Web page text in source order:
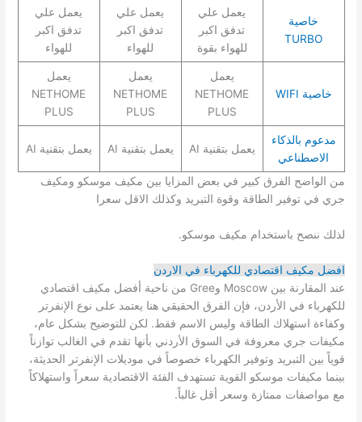
خاصية
TURBO
يعمل علي
تدفق اكبر
للهواء بقوة
يعمل علي
تدفق اكبر
للهواء
يعمل علي
تدفق اكبر
للهواء
خاصية WIFI
يعمل
NETHOME
PLUS
يعمل
NETHOME
PLUS
يعمل
NETHOME
PLUS
مدعوم بالذكاء
الاصطناعي
يعمل بتقنية AI يعمل بتقنية AI يعمل بتقنية AI
من الواضح الفرق كبير في بعض المزايا بين مكيف موسكو ومكيف
جري في توفير الطاقة وقوة التبريد وكذلك الاقل سعرا
لذلك ننصح باستخدام مكيف موسكو.
افضل مكيف اقتصادي للكهرباء في الاردن
عند المقارنة بين Moscow وGree من ناحية أفضل مكيف اقتصادي
للكهرباء في الأردن، فإن الفرق الحقيقي هنا يعتمد على نوع الإنفرتر
وكفاءة استهلاك الطاقة وليس الاسم فقط. لكن للتوضيح بشكل عام،
مكيفات جري معروفة في السوق الأردني بأنها تقدم في الغالب توازناً
قوياً بين التبريد وتوفير الكهرباء خصوصاً في موديلات الإنفرتر الحديثة،
بينما مكيفات موسكو القوية تستهدف الفئة الاقتصادية سعراً واستهلاكاً
مع مواصفات ممتازة وسعر أقل غالباً.